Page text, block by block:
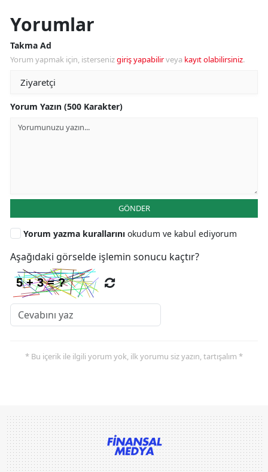
Yorumlar
Takma Ad
Yorum yapmak için, istersenizgiriş yapabilirveya kayıt olabilirsiniz.
Yorum Yazın (500 Karakter)
GÖNDER
Yorum yazma kurallarını okudum ve kabul ediyorum
Aşağıdaki görselde işlemin sonucu kaçtır?
* Bu içerik ile ilgili yorum yok, ilk yorumu siz yazın, tartışalım *